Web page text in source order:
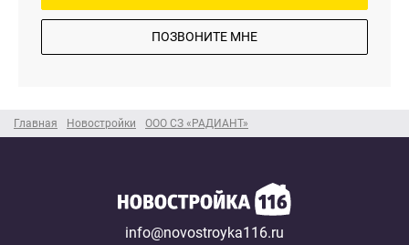
Главная Новостройки ООО СЗ «РАДИАНТ»
ПОЗВОНИТЕ МНЕ
info@novostroyka116.ru